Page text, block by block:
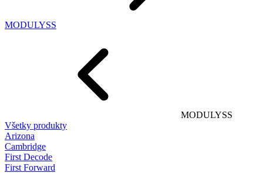
MODULYSS
MODULYSS
Všetky produkty
Arizona
Cambridge
First Decode
First Forward